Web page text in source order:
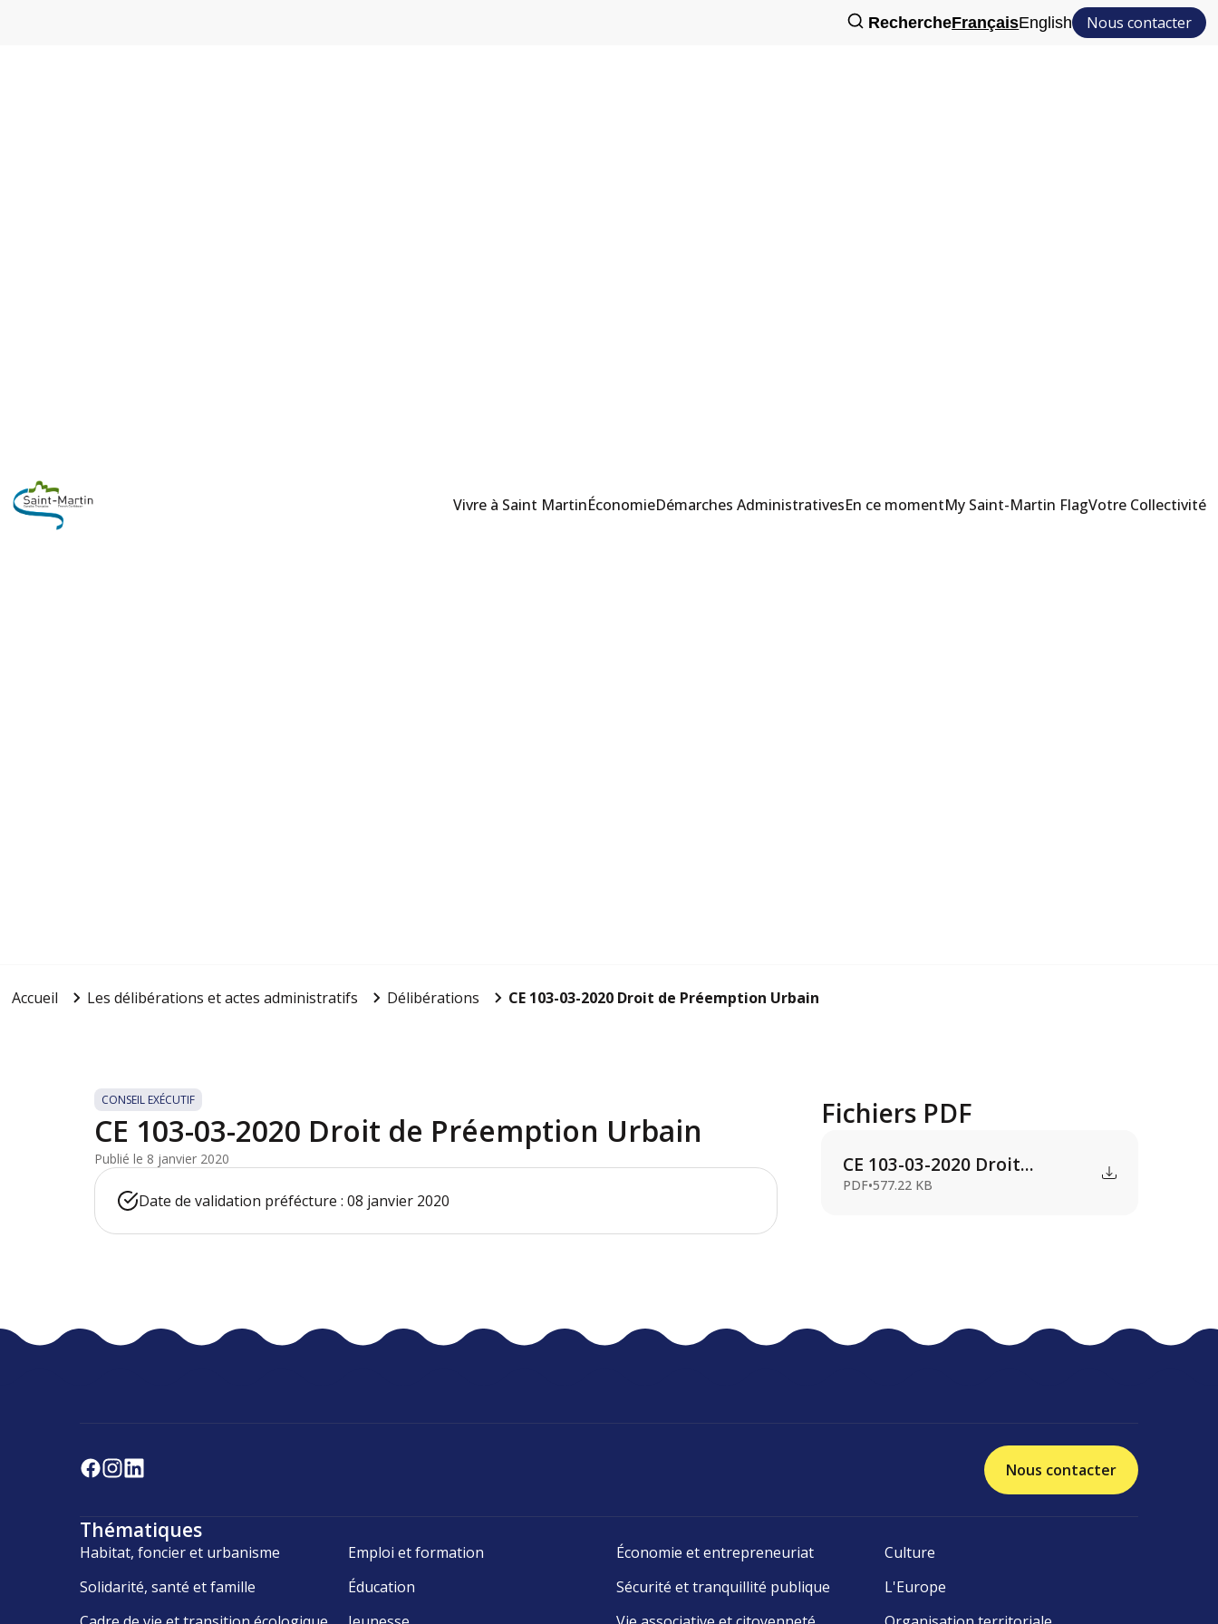
RechercheFrançaisEnglish Nous contacter
Vivre à Saint MartinÉconomieDémarches AdministrativesEn ce momentMy Saint-Martin FlagVotre Collectivité
Accueil Les délibérations et actes administratifs Délibérations CE 103-03-2020 Droit de Préemption Urbain
CONSEIL EXÉCUTIF
CE 103-03-2020 Droit de Préemption Urbain
Publié le 8 janvier 2020
Date de validation préfécture : 08 janvier 2020
Fichiers PDF
CE 103-03-2020 Droit...
PDF•577.22 KB
Nous contacter
Thématiques
Habitat, foncier et urbanisme Emploi et formation Économie et entrepreneuriat
Culture
Solidarité, santé et famille
Éducation Sécurité et tranquillité publique
L'Europe